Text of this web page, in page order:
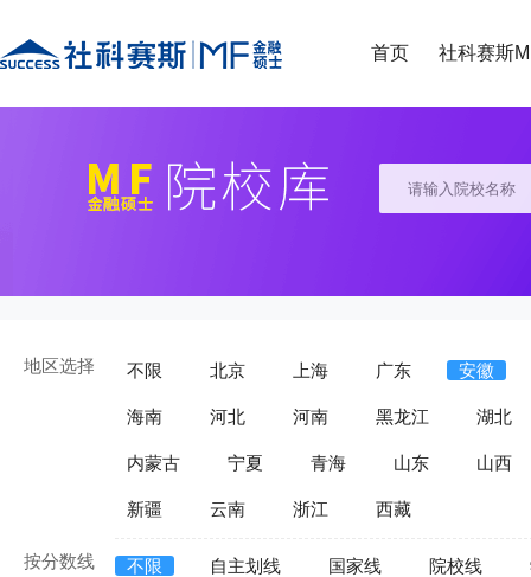
首页 社科赛斯
地区选择 不限 北京 上海 广东 安徽
海南 河北 河南 黑龙江 湖北
内蒙古 宁夏 青海 山东 山西
新疆 云南 浙江 西藏
按分数线 不限 自主划线 国家线 院校线